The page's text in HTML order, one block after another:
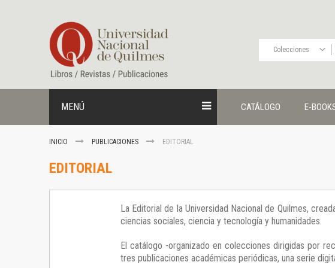
contenido
Colecciones
Publicaciones
Editorial
Cuadernos
Derechos
Ediciones
Géneros
MENÚ CATÁLOGO E-
INICIO PUBLICACIONES EDITORIAL
EDITORIAL
La Editorial de la Universidad Nacional de Quilmes,
ciencias sociales, ciencia y tecnología y humanidades.
El catálogo -organizado en colecciones dirigidas por
tres publicaciones académicas periódicas, una serie